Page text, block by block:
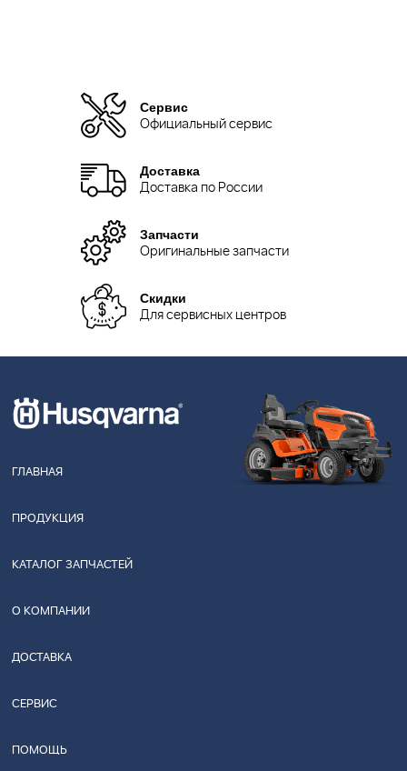
Сервис
Официальный сервис
Доставка
Доставка по России
Запчасти
Оригинальные запчасти
Скидки
Для сервисных центров
ГЛАВНАЯ
ПРОДУКЦИЯ
КАТАЛОГ ЗАПЧАСТЕЙ
О КОМПАНИИ
ДОСТАВКА
СЕРВИС
ПОМОЩЬ